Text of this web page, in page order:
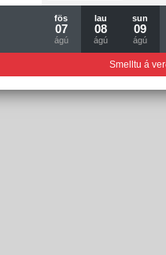
fös
07
ágú
lau
08
ágú
sun
09
ágú
Smelltu á